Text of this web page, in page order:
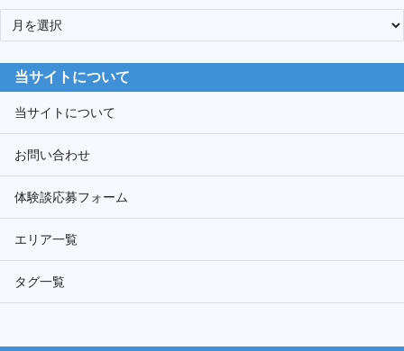
ア
ー
カ
当サイトについて
当サイトについて
お問い合わせ
体験談応募フォーム
エリア一覧
タグ一覧